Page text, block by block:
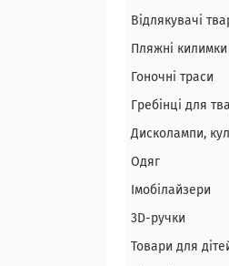
Відлякувачі
Пляжні килимки
Гоночні траси
Гребінці для
Дисколампи,
Одяг
Імобілайзери
3D-ручки
Товари для